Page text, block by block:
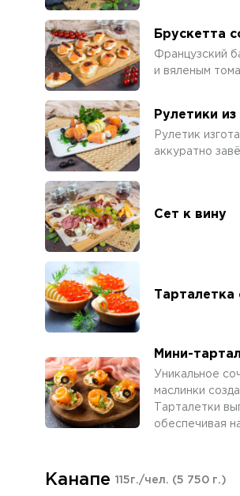
Брускетта
Французский
и вяленым
Рулетики
Рулетик
аккуратно
Сет к вину
Тарталетка
Мини-
Уникальное
маслинки
Тарталетки
обеспечивая
Канапе 115г./чел. (5 750 г.)